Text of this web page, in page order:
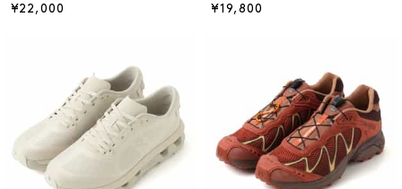
¥22,000 ¥19,800